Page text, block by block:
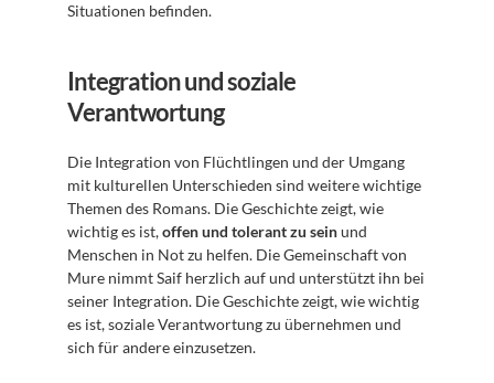
Situationen befinden.
Integration und soziale
Verantwortung
Die Integration von Flüchtlingen und der Umgang
mit kulturellen Unterschieden sind weitere wichtige
Themen des Romans. Die Geschichte zeigt, wie
wichtig es ist, offen und tolerant zu sein und
Menschen in Not zu helfen. Die Gemeinschaft von
Mure nimmt Saif herzlich auf und unterstützt ihn bei
seiner Integration. Die Geschichte zeigt, wie wichtig
es ist, soziale Verantwortung zu übernehmen und
sich für andere einzusetzen.